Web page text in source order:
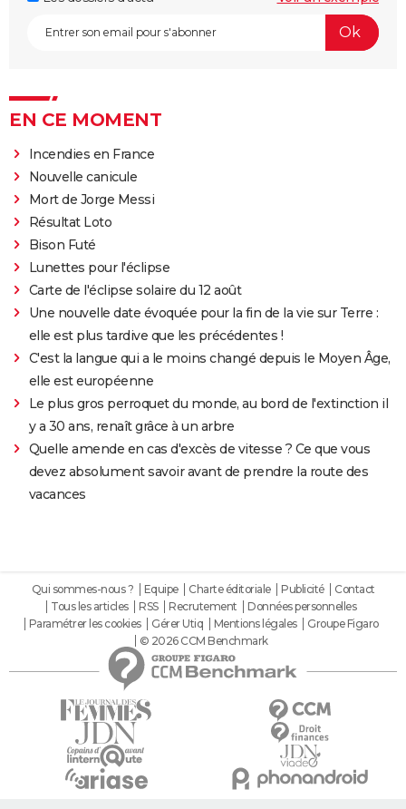
EN CE MOMENT
Incendies en France
Nouvelle canicule
Mort de Jorge Messi
Résultat Loto
Bison Futé
Lunettes pour l'éclipse
Carte de l'éclipse solaire du 12 août
Une nouvelle date évoquée pour la fin de la vie sur Terre :
elle est plus tardive que les précédentes !
C'est la langue qui a le moins changé depuis le Moyen Âge,
elle est européenne
Le plus gros perroquet du monde, au bord de l'extinction il
y a 30 ans, renaît grâce à un arbre
Quelle amende en cas d'excès de vitesse ? Ce que vous
devez absolument savoir avant de prendre la route des
vacances
Qui sommes-nous ? Equipe Charte éditoriale Publicité
Contact
Tous les articles
RSS Recrutement
Données personnelles
Paramétrer les cookies
Gérer Utiq Mentions légales
Groupe Figaro
© 2026 CCM Benchmark